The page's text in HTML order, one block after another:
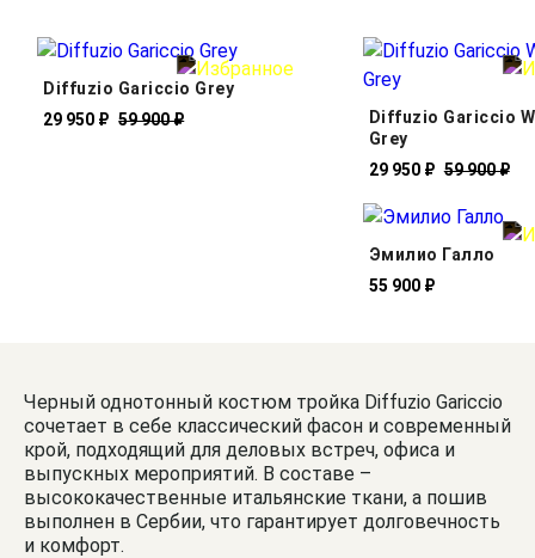
Diffuzio Gariccio Grey
29 950 ₽ 59 900 ₽
Diffuzio Gariccio
Grey
29 950 ₽ 59 900 ₽
Эмилио Галло
55 900 ₽
Черный однотонный костюм тройка Diffuzio Gariccio
сочетает в себе классический фасон и современный
крой, подходящий для деловых встреч, офиса и
выпускных мероприятий. В составе –
высококачественные итальянские ткани, а пошив
выполнен в Сербии, что гарантирует долговечность
и комфорт.